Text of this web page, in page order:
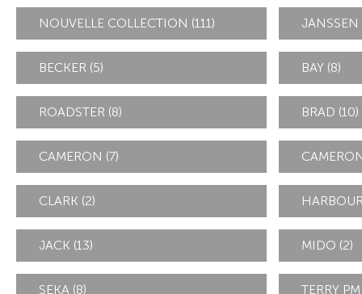
NOUVELLE COLLECTION (111) JANSSEN
BECKER (5) BAY (8)
ROADSTER (8) BRAD (10)
CAMERON (7)
CLARK (2)
JACK (13) MIDO (2)
SEKA (8) TERRY